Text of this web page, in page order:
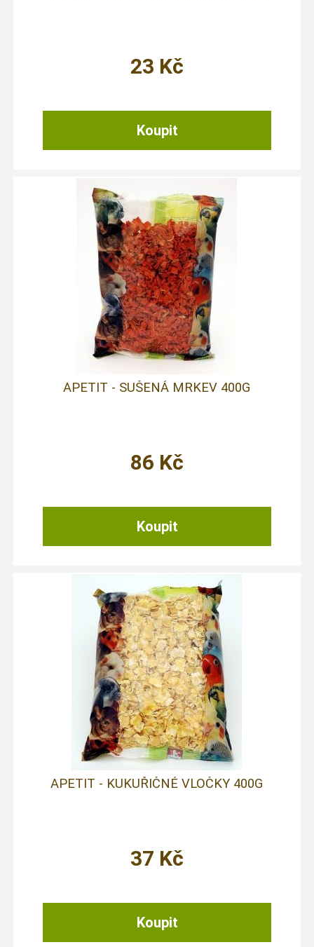
23 Kč
APETIT - SUŠENÁ MRKEV 400G
86 Kč
APETIT - KUKUŘIČNÉ VLOČKY 400G
37 Kč